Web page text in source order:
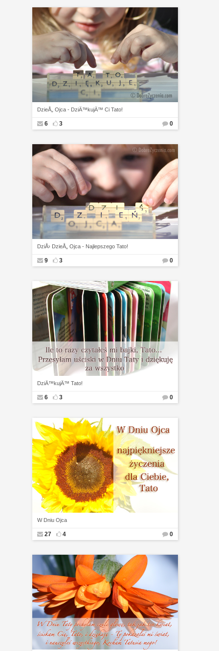
DzieÅ„ Ojca - DziÄ™kujÄ™ Ci Tato!
6 3 0
DziÅ› DzieÅ„ Ojca - Najlepszego Tato!
9 3 0
DziÄ™kujÄ™ Tato!
6 3 0
W Dniu Ojca
27 4 0